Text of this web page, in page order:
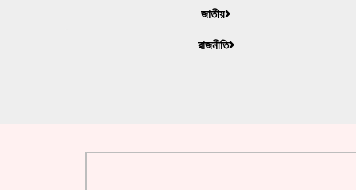
জাতীয়
রাজনীতি